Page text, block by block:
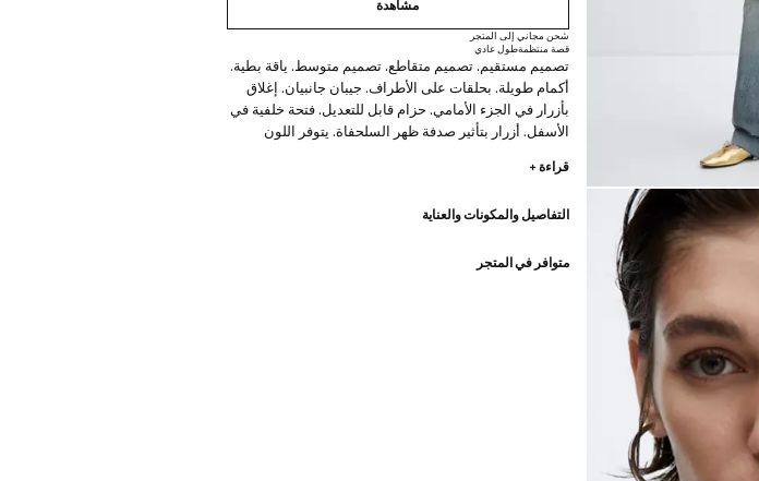
مشاهدة
شحن مجاني إلى المتجر
قصة منتظمةطول عادي
تصميم مستقيم. تصميم متقاطع. تصميم متوسط. ياقة بطية.
أكمام طويلة. بحلقات على الأطراف. جيبان جانبيان. إغلاق
بأزرار في الجزء الأمامي. حزام قابل للتعديل. فتحة خلفية في
الأسفل. أزرار بتأثير صدفة ظهر السلحفاة. يتوفر اللون
طارد للماء: تحمي الطبقة النهائية المتينة لهذا الثوب من
البني الفاتح متوفر حصريا على الإنترنت. نسيج من القطن
قراءة +
التفاصيل والمكونات والعناية
متوافر في المتجر